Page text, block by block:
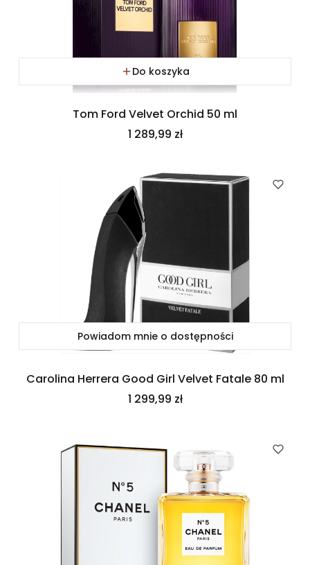
Do koszyka
Tom Ford Velvet Orchid 50 ml
Cena
1 289,99 zł
Powiadom mnie o dostępności
Carolina Herrera Good Girl Velvet Fatale 80 ml
Cena
1 299,99 zł